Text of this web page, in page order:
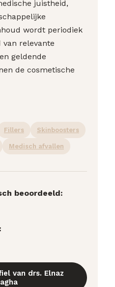
juistheid,
wordt periodiek
van relevante
geldende
de cosmetische
Fillers Skinboosters
Medisch afvallen
beoordeeld:
van drs. Elnaz